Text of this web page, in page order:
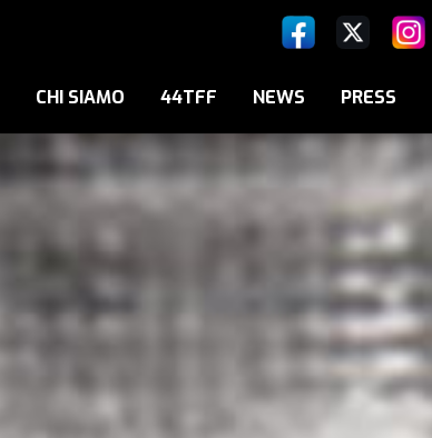
CHI SIAMO 44TFF NEWS PRESS